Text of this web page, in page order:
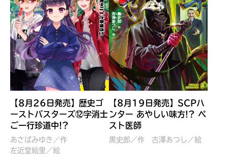
ぼくたちのマインクラフト
冒険記 エンチャント剣
VS暴走モブ
レッツゴー！まいぜんシス
ターズ とつぜん、王様に
【8月26日発売】歴史ゴ
ーストバスターズ⑫字消士
ご一行珍道中!?
あさばみゆき／作
左近堂絵里／絵
【8月19日発売】SCPハ
ンター あやしい味方!? ペ
スト医師
黒史郎／作 古澤あつし／絵